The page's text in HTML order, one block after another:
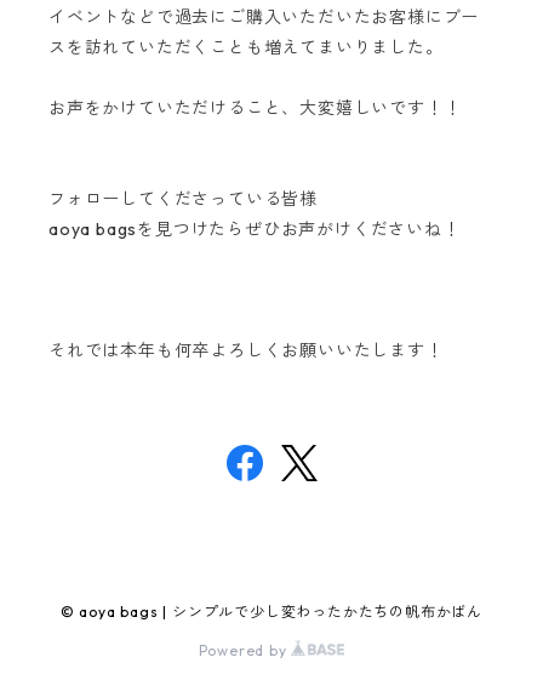
イベントなどで過去にご購入いただいたお客様にブー
スを訪れていただくことも増えてまいりました。
お声をかけていただけること、大変嬉しいです！！
フォローしてくださっている皆様
aoya bagsを見つけたらぜひお声がけくださいね！
それでは本年も何卒よろしくお願いいたします！
© aoya bags | シンプルで少し変わったかたちの帆布かばん
Powered by